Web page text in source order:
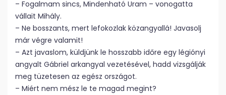
– Fogalmam sincs, Mindenható Uram – vonogatta
vállait Mihály.
– Ne bosszants, mert lefokozlak közangyallá! Javasolj
már végre valamit!
– Azt javaslom, küldjünk le hosszabb időre egy légiónyi
angyalt Gábriel arkangyal vezetésével, hadd vizsgálják
meg tüzetesen az egész országot.
– Miért nem mész le te magad megint?